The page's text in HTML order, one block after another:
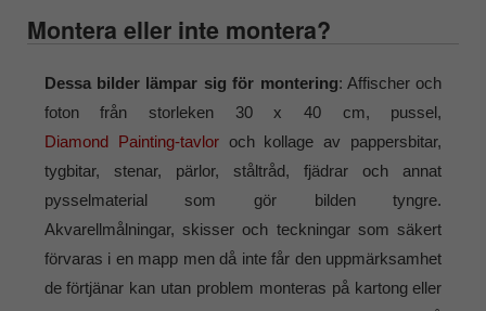
Montera eller inte montera?
Dessa bilder lämpar sig för montering: Affischer och
foton från storleken 30 x 40 cm, pussel,
Diamond Painting-tavloroch kollage av pappersbitar,
tygbitar, stenar, pärlor, ståltråd, fjädrar och annat
pysselmaterial som gör bilden tyngre.
Akvarellmålningar, skisser och teckningar som säkert
förvaras i en mapp men då inte får den uppmärksamhet
de förtjänar kan utan problem monteras på kartong eller